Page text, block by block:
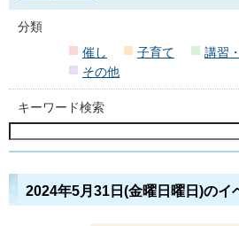
分類
催し
子育て 講習
その他
キーワード検索
2024年5月31日(金曜日曜日)のイ